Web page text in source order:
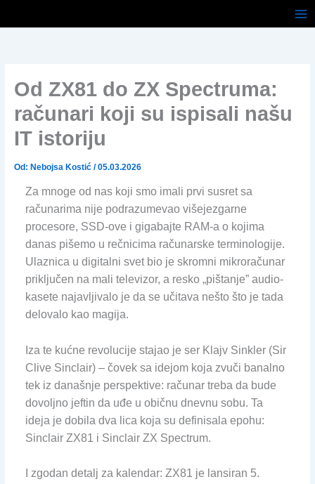
Od ZX81 do ZX Spectruma:
računari koji su ispisali našu
IT istoriju
Od: Nebojsa Kostić /05.03.2026
Za mnoge od nas koji smo imali prvi susret sa
računarima nije podrazumevao višejezgarne
procesore, SSD-ove i gigabajte RAM-a o kojima
danas pišemo u rečnicima računarske terminologije.
Ulaznica u digitalni svet bio je skromni mikroračunar
priključen na mali televizor, a resko „pištanje” audio-
kasete najavljivalo je da se učitava nešto što je tada
delovalo kao magija.
Iza te kućne revolucije stajao je ser Klajv Sinkler (Sir
Clive Sinclair) – čovek sa idejom koja zvuči banalno
tek iz današnje perspektive: računar treba da bude
dovoljno jeftin da uđe u običnu dnevnu sobu. Ta
ideja je dobila dva lica koja su definisala epohu:
Sinclair ZX81 i Sinclair ZX Spectrum.
I zgodan detalj za kalendar: ZX81 je lansiran 5.